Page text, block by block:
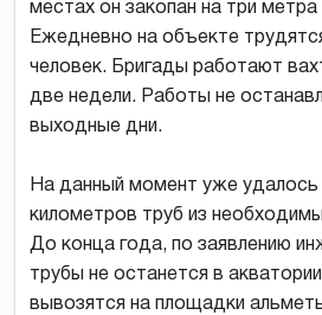
местах он закопан на три метра
Ежедневно на объекте
человек. Бригады работают
две недели. Работы не
выходные дни.
На данный момент уже
километров труб из
До конца года, по заявлению
трубы не останется в
вывозятся на площадки